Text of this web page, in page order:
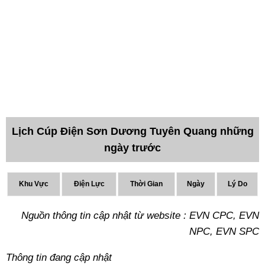
Lịch Cúp Điện Sơn Dương Tuyên Quang những
ngày trước
Khu Vực Điện Lực Thời Gian Ngày Lý Do
Nguồn thông tin cập nhật từ website : EVN CPC, EVN
NPC, EVN SPC
Thông tin đang cập nhật